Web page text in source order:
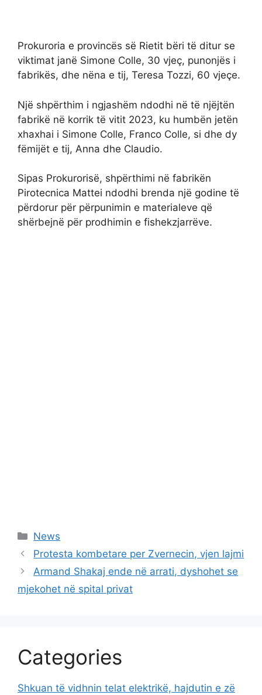
Prokuroria e provincës së Rietit bëri të ditur se
viktimat janë Simone Colle, 30 vjeç, punonjës i
fabrikës, dhe nëna e tij, Teresa Tozzi, 60 vjeçe.
Një shpërthim i ngjashëm ndodhi në të njëjtën
fabrikë në korrik të vitit 2023, ku humbën jetën
xhaxhai i Simone Colle, Franco Colle, si dhe dy
fëmijët e tij, Anna dhe Claudio.
Sipas Prokurorisë, shpërthimi në fabrikën
Pirotecnica Mattei ndodhi brenda një godine të
përdorur për përpunimin e materialeve që
shërbejnë për prodhimin e fishekzjarrëve.
Categories
News
Protesta kombetare per Zvernecin, vjen lajmi
Armand Shakaj ende në arrati, dyshohet se
mjekohet në spital privat
Categories
Shkuan të vidhnin telat elektrikë, hajdutin e zë